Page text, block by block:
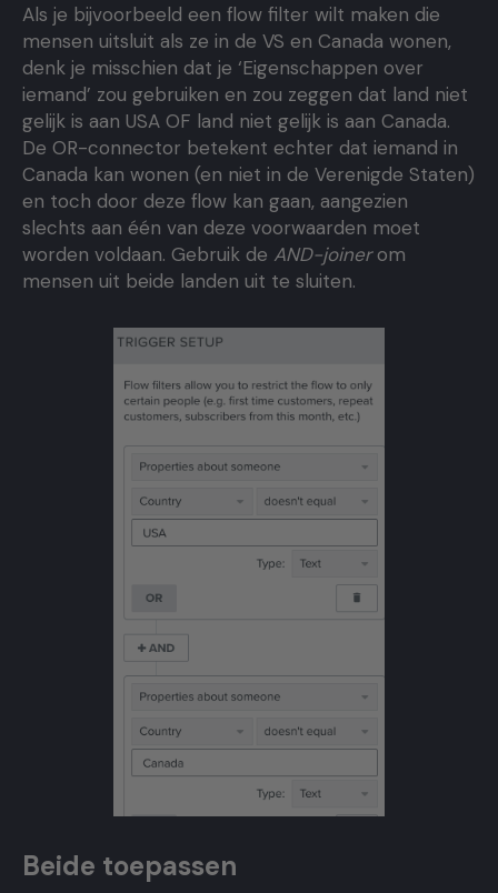
Als je bijvoorbeeld een flow filter wilt maken die
mensen uitsluit als ze in de VS en Canada wonen,
denk je misschien dat je ‘Eigenschappen over
iemand’ zou gebruiken en zou zeggen dat land niet
gelijk is aan USA OF land niet gelijk is aan Canada.
De OR-connector betekent echter dat iemand in
Canada kan wonen (en niet in de Verenigde Staten)
en toch door deze flow kan gaan, aangezien
slechts aan één van deze voorwaarden moet
worden voldaan. Gebruik de AND-joinerom
mensen uit beide landen uit te sluiten.
Beide toepassen